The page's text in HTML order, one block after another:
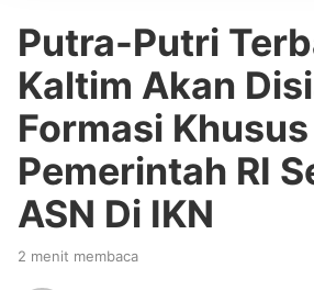
Putra-Putri
Kaltim Akan
Formasi
Pemerintah RI
ASN Di IKN
2 menit membaca